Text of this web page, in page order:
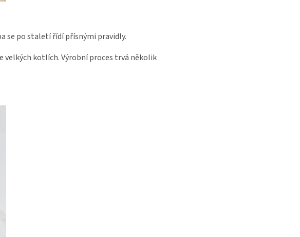
se po staletí řídí přísnými pravidly.
velkých kotlích. Výrobní proces trvá několik